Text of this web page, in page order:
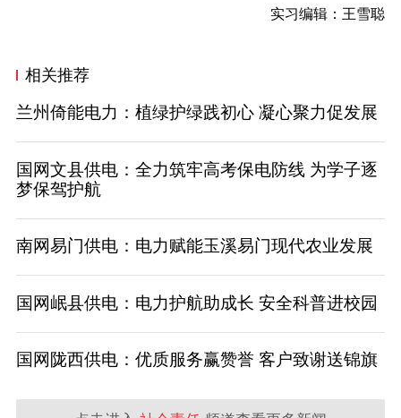
实习编辑：王雪聪
相关推荐
兰州倚能电力：植绿护绿践初心 凝心聚力促发展
国网文县供电：全力筑牢高考保电防线 为学子逐
梦保驾护航
南网易门供电：电力赋能玉溪易门现代农业发展
国网岷县供电：电力护航助成长 安全科普进校园
国网陇西供电：优质服务赢赞誉 客户致谢送锦旗